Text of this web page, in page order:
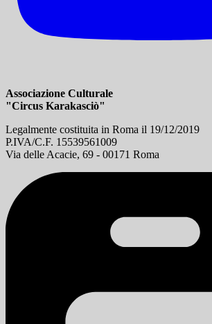
Associazione Culturale
"Circus Karakasciò"
Legalmente costituita in Roma il 19/12/2019
P.IVA/C.F. 15539561009
Via delle Acacie, 69 - 00171 Roma